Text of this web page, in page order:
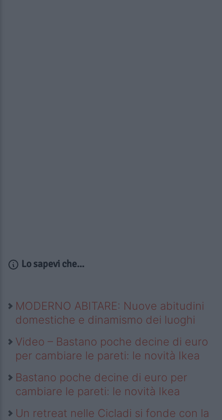
Lo sapevi che...
MODERNO ABITARE: Nuove abitudini
domestiche e dinamismo dei luoghi
Video – Bastano poche decine di euro
per cambiare le pareti: le novità Ikea
Bastano poche decine di euro per
cambiare le pareti: le novità Ikea
Un retreat nelle Cicladi si fonde con la